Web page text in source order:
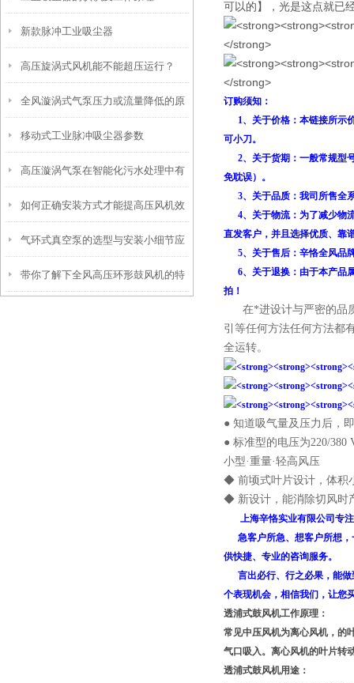
新款脉冲工业吸尘器
高压旋涡式风机能不能超压运行？
全风漩涡式气泵压力或流量降低的原
因分析
移动式工业脉冲吸尘器参数
高压漩涡气泵在智能化污水处理中有
哪些用途？
如何正确安装方式才能提高压风机效
率？
气环式真空泵的选型与安装小细节应
该注意
带你了解下全风高压环形鼓风机的特
可以的】，光是这点就已
订购须知：
1、关于价格：本链接所示价
可小刀。
2、关于货期：一般常规型
免耽误）。
3、关于品质：我司所售全
4、关于物流： 为了减少物
直发客户，并且选择优质、靠
5、关于售后：辛恪全风品
6、关于退换：由于本产品
拍！
在*进设计与严密的品质
引等任何方法任何方法都
全运转。
● 知道吸气量及压力后，
● 标准型的电压为220/
小型·重量·轻高风压
◆ 前顷式叶片设计，体积
◆ 新设计，能消除切风时
上海辛恪实业有限公司专
急客户所急、想客户所想，
供快捷、专业的咨询服务。
言出必行、行之必果，能做
个表现机会，相信我们，让您
透浦式鼓风机工作原理：
常见中压风机为离心风机，的
气口吸入。离心风机的叶片转
透浦式鼓风机用途：